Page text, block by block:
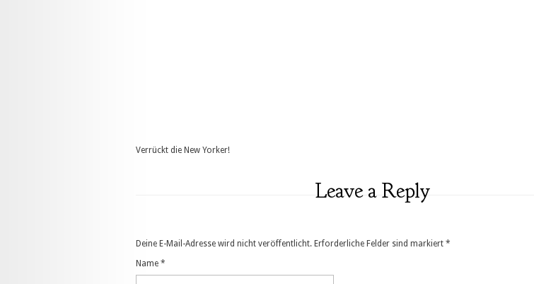
Verrückt die New Yorker!
Leave a Reply
Deine E-Mail-Adresse wird nicht veröffentlicht. Erforderliche Felder sind markiert *
Name *